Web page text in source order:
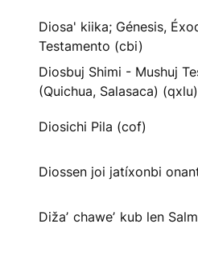
Diosa' kiika; Génesis,
Testamento (cbi)
Diosbuj Shimi - Mushuj
(Quichua, Salasaca) (qxlu)
Diosichi Pila (cof)
Diossen joi jatíxonbi
Dižaʼ chaweʼ kub len